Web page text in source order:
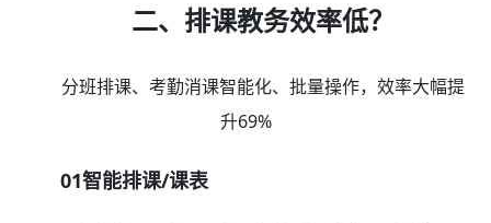
二、排课教务效率低？
分班排课、考勤消课智能化、批量操作，效率大幅提
升69%
01智能排课/课表